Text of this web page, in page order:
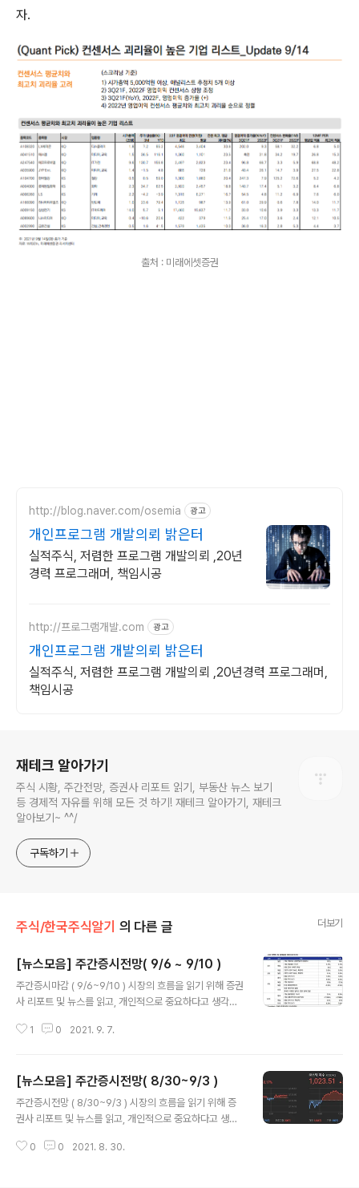
자.
출처 : 미래에셋증권
http://blog.naver.com/osemia 광고
개인프로그램 개발의뢰 밝은터
실적주식, 저렴한 프로그램 개발의뢰 ,20년
경력 프로그래머, 책임시공
http://프로그램개발.com 광고
개인프로그램 개발의뢰 밝은터
실적주식, 저렴한 프로그램 개발의뢰 ,20년경력 프로그래머,
책임시공
재테크 알아가기
주식 시황, 주간전망, 증권사 리포트 읽기, 부동산 뉴스 보기
등 경제적 자유를 위해 모든 것 하기! 재테크 알아가기, 재테크
알아보기~ ^^/
구독하기
주식/한국주식알기 의 다른 글 더보기
[뉴스모음] 주간증시전망( 9/6 ~ 9/10 )
주간증시마감 ( 9/6~9/10 ) 시장의 흐름을 읽기 위해 증권
사 리포트 및 뉴스를 읽고, 개인적으로 중요하다고 생각한
임은 투자자 본인에게 있다! 이번 주 코스피지수는 3100~
이벤트 한국 8월 금융시장 동향 발표(9/8) 가계 대출 잔액
과 증가율 등이 포함된 한국은행이 8월 금융시장 동향이
발표될 예정. 지난 7월에 가계 대출 증감액은 9.7조원(주
계 집계 이후 최대치를 기록했었는데, 최근 금융 당국이 가
1 0 2021. 9. 7.
[뉴스모음] 주간증시전망( 8/30~9/3 )
주간증시전망 ( 8/30~9/3 ) 시장의 흐름을 읽기 위해 증
권사 리포트 및 뉴스를 읽고, 개인적으로 중요하다고 생각
책임은 투자자 본인에게 있다! 이번 주 코스피지수는 300
0 0 2021. 8. 30.